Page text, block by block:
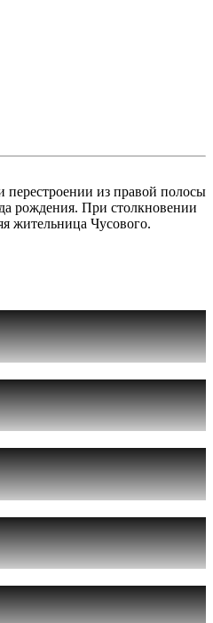
из правой полосы
рождения. При столкновении
жительница Чусового.